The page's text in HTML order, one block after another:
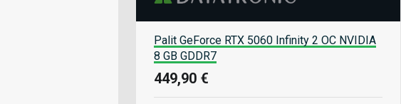
Palit GeForce RTX 5060 Infinity 2 OC NVIDIA
8 GB GDDR7
449,90 €